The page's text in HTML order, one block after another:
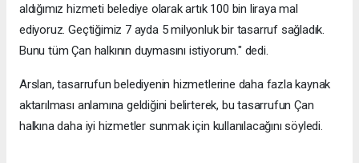
aldığımız hizmeti belediye olarak artık 100 bin liraya mal
ediyoruz. Geçtiğimiz 7 ayda 5 milyonluk bir tasarruf sağladık.
Bunu tüm Çan halkının duymasını istiyorum." dedi.
Arslan, tasarrufun belediyenin hizmetlerine daha fazla kaynak
aktarılması anlamına geldiğini belirterek, bu tasarrufun Çan
halkına daha iyi hizmetler sunmak için kullanılacağını söyledi.